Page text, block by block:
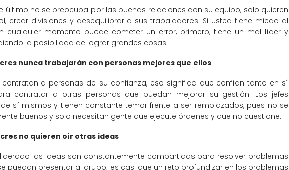
último no se preocupa por las buenas relaciones con su equipo, solo quieren
crear divisiones y desequilibrar a sus trabajadores. Si usted tiene miedo al
cualquier momento puede cometer un error, primero, tiene un mal líder y
la posibilidad de lograr grandes cosas.
nunca trabajarán con personas mejores que ellos
contratan a personas de su confianza, eso significa que confían tanto en sí
contratar a otras personas que puedan mejorar su gestión. Los jefes
sí mismos y tienen constante temor frente a ser remplazados, pues no se
buenos y solo necesitan gente que ejecute órdenes y que no cuestione.
no quieren oír otras ideas
las ideas son constantemente compartidas para resolver problemas
puedan presentar al grupo; es casi que un reto profundizar en los problemas